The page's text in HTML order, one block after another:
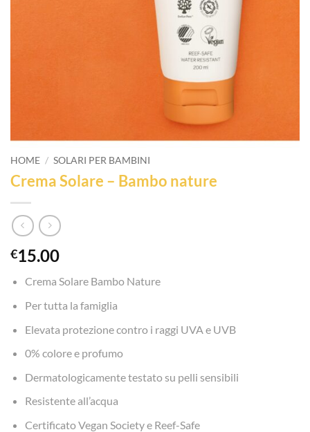
HOME / SOLARI PER BAMBINI
Crema Solare – Bambo nature
€15.00
Crema Solare Bambo Nature
Per tutta la famiglia
Elevata protezione contro i raggi UVA e UVB
0% colore e profumo
Dermatologicamente testato su pelli sensibili
Resistente all’acqua
Certificato Vegan Society e Reef-Safe